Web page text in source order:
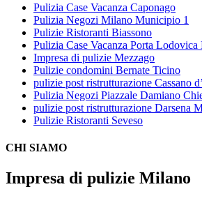
Pulizia Case Vacanza Caponago
Pulizia Negozi Milano Municipio 1
Pulizie Ristoranti Biassono
Pulizia Case Vacanza Porta
Impresa di pulizie Mezzago
Pulizie condomini Bernate Ticino
pulizie post ristrutturazione Cassano
Pulizia Negozi Piazzale Damiano
pulizie post ristrutturazione Darsena
Pulizie Ristoranti Seveso
CHI SIAMO
Impresa di pulizie Milano